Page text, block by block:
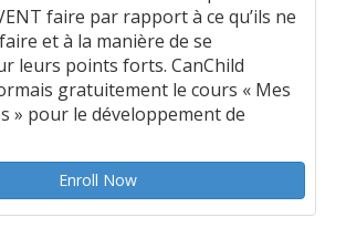
faire par rapport à ce qu’ils ne
et à la manière de se
leurs points forts. CanChild
gratuitement le cours « Mes
» pour le développement de
Enroll Now